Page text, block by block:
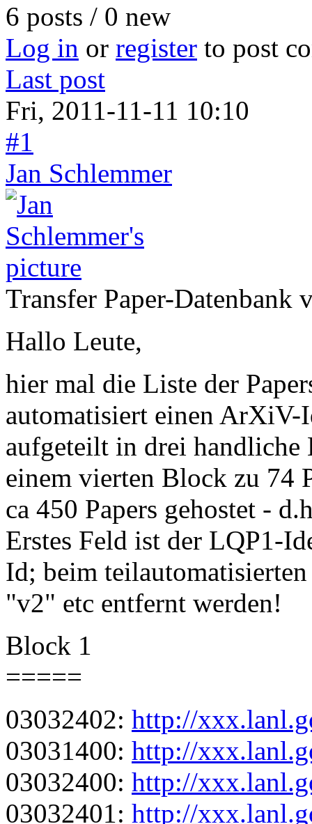
6 posts / 0 new
Log in or register to post
Last post
Fri, 2011-11-11 10:10
#1
Jan Schlemmer
Transfer Paper-Datenbank
Hallo Leute,
hier mal die Liste der
automatisiert einen
aufgeteilt in drei handliche
einem vierten Block zu 74
ca 450 Papers gehostet -
Erstes Feld ist der LQP1-
Id; beim
"v2" etc entfernt werden!
Block 1
=====
03032402: http://
03031400: http://
03032400: http://
03032401: http://